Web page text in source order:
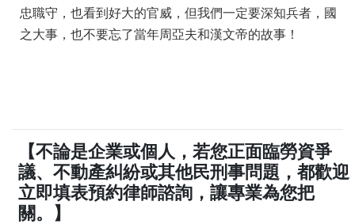
忠職守，也看到好大的官威，但我們一定要深知兵者，國
之大事，也不要忘了當年周亞夫和漢文帝的故事！
【不論是企業或個人，若您正面臨勞資爭
議、不動產糾紛或其他民刑事問題，都歡迎
立即填表預約律師諮詢，讓專業為您把
關。】